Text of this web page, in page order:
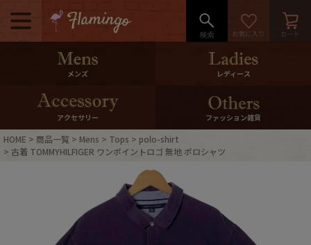
メニュー
500pt＆10％Offクーポンプレゼン
10％0ffクーポンプレゼント
ログイン・会員登録 LINE ID連携
マイページ
ご利用ガイド International Shipping
メンズ レディース
アクセサリー ファッション雑貨
HOME 商品一覧 Mens Tops
polo-shirt
古着 TOMMYHILFIGER ワンポイントロゴ 無地 ポロシャツ